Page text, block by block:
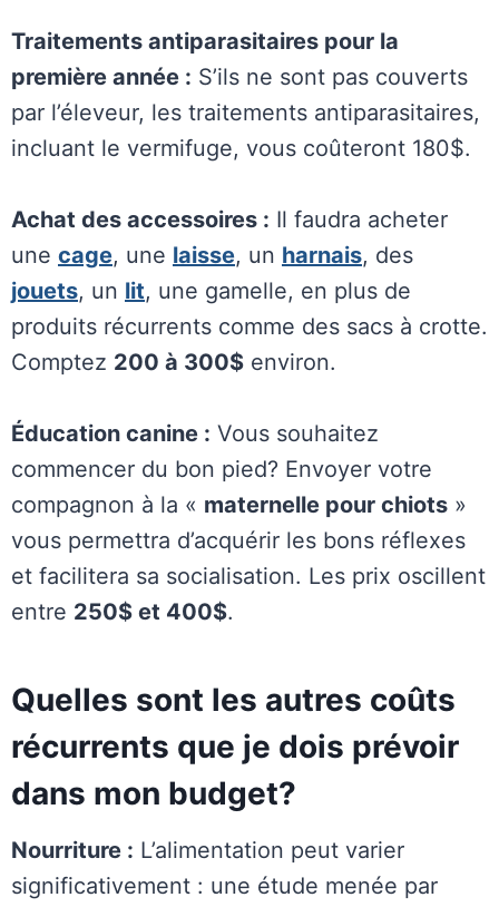
Traitements antiparasitaires pour la
première année : S’ils ne sont pas couverts
par l’éleveur, les traitements antiparasitaires,
incluant le vermifuge, vous coûteront 180$.
Achat des accessoires : Il faudra acheter
une cage, une laisse, un harnais, des
jouets, un lit, une gamelle, en plus de
produits récurrents comme des sacs à crotte.
Comptez 200 à 300$ environ.
Éducation canine : Vous souhaitez
commencer du bon pied? Envoyer votre
compagnon à la « maternelle pour chiots »
vous permettra d’acquérir les bons réflexes
et facilitera sa socialisation. Les prix oscillent
entre 250$ et 400$.
Quelles sont les autres coûts
récurrents que je dois prévoir
dans mon budget?
Nourriture : L’alimentation peut varier
significativement : une étude menée par